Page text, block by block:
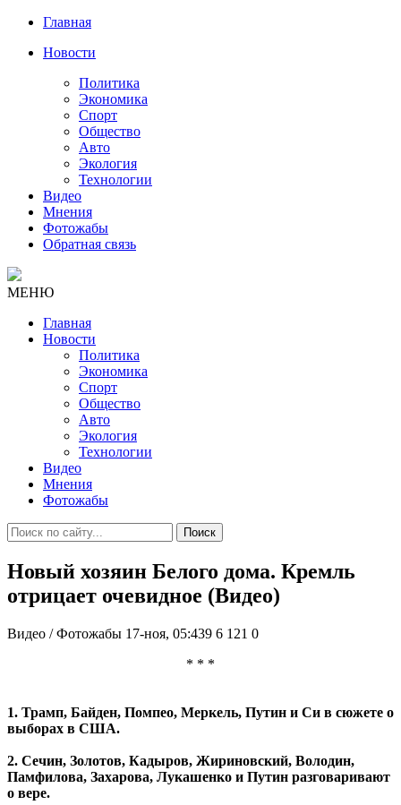
Главная
Новости
Политика
Экономика
Спорт
Общество
Авто
Экология
Технологии
Видео
Мнения
Фотожабы
Обратная связь
МЕНЮ
Главная
Новости
Политика
Экономика
Спорт
Общество
Авто
Экология
Технологии
Видео
Мнения
Фотожабы
Поиск
Новый хозяин Белого дома. Кремль
отрицает очевидное (Видео)
Видео / Фотожабы 17-ноя, 05:439 6 121 0
* * *
1. Трамп, Байден, Помпео, Меркель, Путин и Си в сюжете о
выборах в США.
2. Сечин, Золотов, Кадыров, Жириновский, Володин,
Памфилова, Захарова, Лукашенко и Путин разговаривают
о вере.